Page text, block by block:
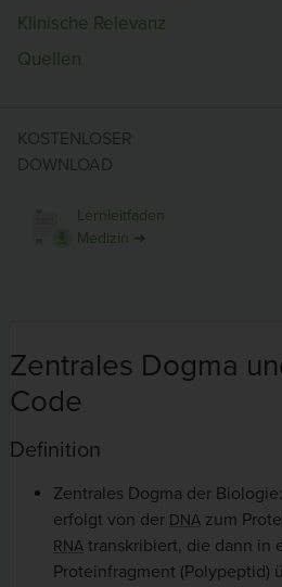
Klinische Relevanz
Quellen
KOSTENLOSER
DOWNLOAD
Lernleitfaden
Medizin ➜
Zentrales Dogma
Code
Definition
Zentrales Dogma der
erfolgt von der DNA zum
RNA transkribiert, die dann in
Proteinfragment (Polypeptid)